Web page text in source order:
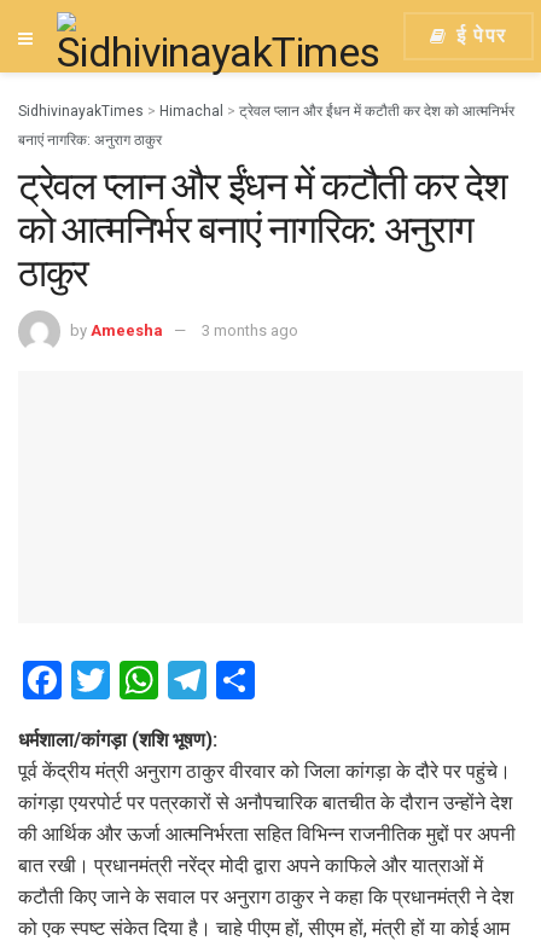
ई पेपर
SidhivinayakTimes > Himachal > ट्रेवल प्लान और ईंधन में कटौती कर देश को आत्मनिर्भर
बनाएं नागरिक: अनुराग ठाकुर
ट्रेवल प्लान और ईंधन में कटौती कर देश
को आत्मनिर्भर बनाएं नागरिक: अनुराग
ठाकुर
by Ameesha 3 months ago
F
ce
b
o
o
k
T
wi
tt
er
W
h
at
s
A
p
p
T
el
e
gr
a
m
ar
e
धर्मशाला/कांगड़ा (शशि भूषण):
पूर्व केंद्रीय मंत्री अनुराग ठाकुर वीरवार को जिला कांगड़ा के दौरे पर पहुंचे।
कांगड़ा एयरपोर्ट पर पत्रकारों से अनौपचारिक बातचीत के दौरान उन्होंने देश
की आर्थिक और ऊर्जा आत्मनिर्भरता सहित विभिन्न राजनीतिक मुद्दों पर अपनी
बात रखी। प्रधानमंत्री नरेंद्र मोदी द्वारा अपने काफिले और यात्राओं में
कटौती किए जाने के सवाल पर अनुराग ठाकुर ने कहा कि प्रधानमंत्री ने देश
को एक स्पष्ट संकेत दिया है। चाहे पीएम हों, सीएम हों, मंत्री हों या कोई आम